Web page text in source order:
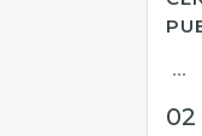
...
02